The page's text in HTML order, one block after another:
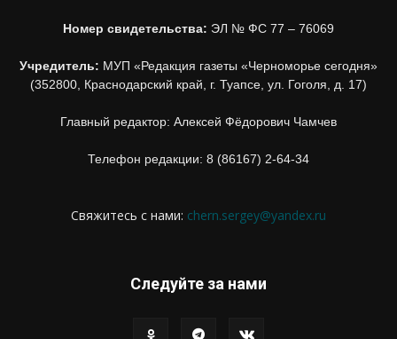
Номер свидетельства: ЭЛ № ФС 77 – 76069
Учредитель: МУП «Редакция газеты «Черноморье сегодня»
(352800, Краснодарский край, г. Туапсе, ул. Гоголя, д. 17)
Главный редактор: Алексей Фёдорович Чамчев
Телефон редакции: 8 (86167) 2-64-34
Свяжитесь с нами: chern.sergey@yandex.ru
Следуйте за нами